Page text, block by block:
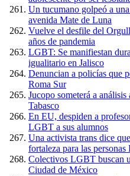
Un tucumano golpeó a
avenida Mate de Luna
Vuelve el desfile del
años de pandemia
LGBT: Se manifiestan
igualitario en Jalisco
Denuncian a policías que
Roma Sur
Jucopo someterá a
Tabasco
En EU, despiden a
LGBT a sus alumnos
Una activista trans dice
fortaleza para las
Colectivos LGBT buscan
Ciudad de México